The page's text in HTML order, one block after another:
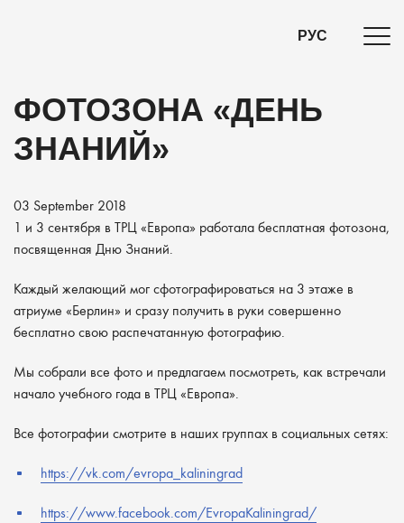
РУС
ФОТОЗОНА «ДЕНЬ
ЗНАНИЙ»
03 September 2018
1 и 3 сентября в ТРЦ «Европа» работала бесплатная фотозона,
посвященная Дню Знаний.
Каждый желающий мог сфотографироваться на 3 этаже в
атриуме «Берлин» и сразу получить в руки совершенно
бесплатно свою распечатанную фотографию.
Мы собрали все фото и предлагаем посмотреть, как встречали
начало учебного года в ТРЦ «Европа».
Все фотографии смотрите в наших группах в социальных сетях:
https://vk.com/evropa_kaliningrad
https://www.facebook.com/EvropaKaliningrad/